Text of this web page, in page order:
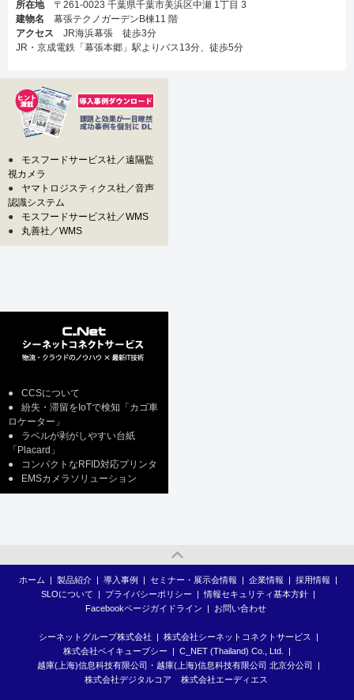
所在地〒261-0023 千葉県千葉市美浜区中瀬 1丁目 3
建物名 幕張テクノガーデンB棟11 階
アクセス JR海浜幕張 徒歩3分
JR・京成電鉄「幕張本郷」駅よりバス13分、徒歩5分
●
モスフードサービス社／遠隔監
視カメラ
●
ヤマトロジスティクス社／音声
認識システム
●
モスフードサービス社／WMS
●
丸善社／WMS
●
CCSについて
●
紛失・滞留をIoTで検知「カゴ車
ロケーター」
●
ラベルが剥がしやすい台紙
「Placard」
●
コンパクトなRFID対応プリンタ
●
EMSカメラソリューション
ホーム | 製品紹介 | 導入事例 | セミナー・展示会情報 | 企業情報 | 採用情報
|
SLOについて
| プライバシーポリシー | 情報セキュリティ基本方針 |
Facebookページガイドライン
| お問い合わせ
シーネットグループ株式会社 | 株式会社シーネットコネクトサービス
|
株式会社ベイキューブシー
| C_NET (Thailand) Co., Ltd.
|
越庫(上海)信息科技有限公司・越庫(上海)信息科技有限公司 北京分公司
|
株式会社デジタルコア
株式会社エーディエス